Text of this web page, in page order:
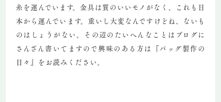
糸を運んでいます。金具は質のいいモノがなく、これも日
本から運んでいます。重いし大変なんですけどね、ないも
のはしょうがない。その辺のたいへんなことはブログに
さんざん書いてますので興味のある方は『バッグ製作の
日々』をお読みください。